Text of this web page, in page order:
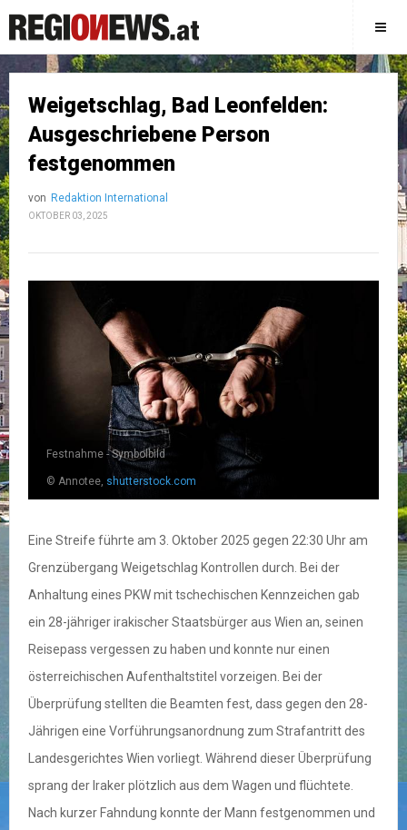
Weigetschlag, Bad Leonfelden:
Ausgeschriebene Person
festgenommen
von Redaktion International
OKTOBER 03, 2025
Festnahme - Symbolbild
© Annotee, shutterstock.com
Eine Streife führte am 3. Oktober 2025 gegen 22:30 Uhr am
Grenzübergang Weigetschlag Kontrollen durch. Bei der
Anhaltung eines PKW mit tschechischen Kennzeichen gab
ein 28-jähriger irakischer Staatsbürger aus Wien an, seinen
Reisepass vergessen zu haben und konnte nur einen
österreichischen Aufenthaltstitel vorzeigen. Bei der
Überprüfung stellten die Beamten fest, dass gegen den 28-
Jährigen eine Vorführungsanordnung zum Strafantritt des
Landesgerichtes Wien vorliegt. Während dieser Überprüfung
sprang der Iraker plötzlich aus dem Wagen und flüchtete.
Nach kurzer Fahndung konnte der Mann festgenommen und